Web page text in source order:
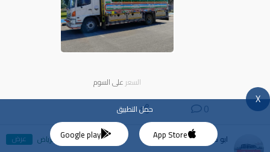
السعر على السوم
0
ابو خواض منذ 8 ساعات الرياض عرض
X
حمل التطبيق
App Store
Google play